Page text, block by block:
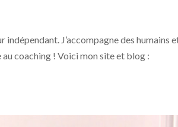
J’accompagne des humains
coaching ! Voici mon site et blog :